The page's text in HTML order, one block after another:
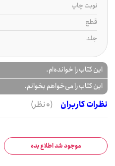
نوبت چاپ
قطع
جلد
این کتاب را خوانده‌ام.
این کتاب را می‌خواهم بخوانم.
نظرات کاربران
(0 نظر)
موجود شد اطلاع بده